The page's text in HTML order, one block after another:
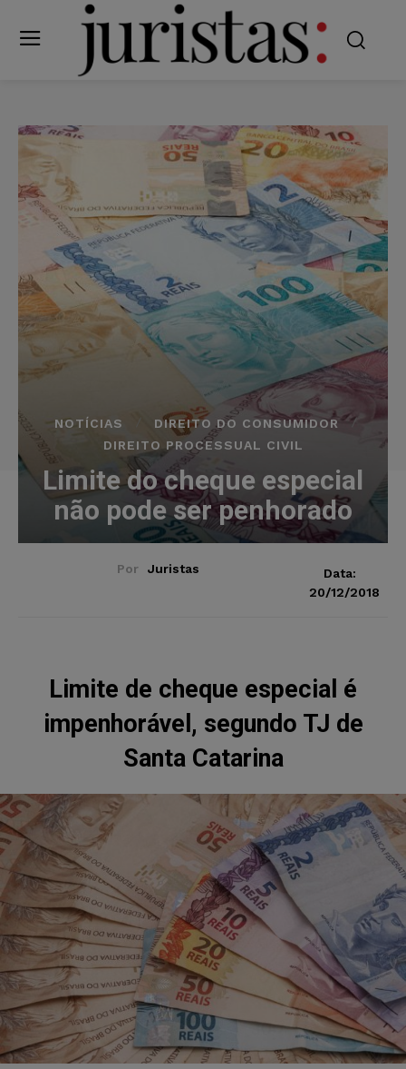
NOTÍCIAS
DIREITO DO CONSUMIDOR
DIREITO PROCESSUAL CIVIL
Limite do cheque especial
não pode ser penhorado
Por Juristas
Data:
20/12/2018
Limite de cheque especial é
impenhorável, segundo TJ de
Santa Catarina